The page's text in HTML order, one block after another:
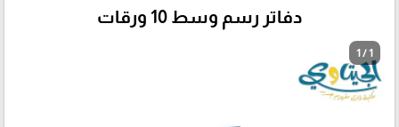
دفاتر رسم وسط 10 ورقات
1 / 1